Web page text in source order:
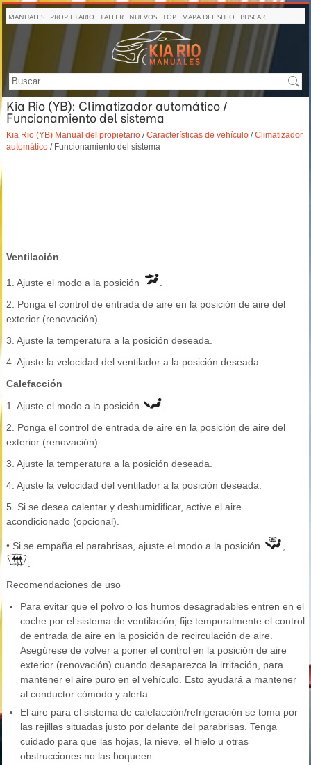
MANUALES PROPIETARIO TALLER NUEVOS TOP MAPA DEL SITIO BUSCAR
Kia Rio (YB): Climatizador automático /
Funcionamiento del sistema
Kia Rio (YB) Manual del propietario /Características de vehículo /Climatizador
automático / Funcionamiento del sistema
Ventilación
1. Ajuste el modo a la posición
2. Ponga el control de entrada de aire en la posición de aire del
exterior (renovación).
3. Ajuste la temperatura a la posición deseada.
4. Ajuste la velocidad del ventilador a la posición deseada.
Calefacción
1. Ajuste el modo a la posición
2. Ponga el control de entrada de aire en la posición de aire del
exterior (renovación).
3. Ajuste la temperatura a la posición deseada.
4. Ajuste la velocidad del ventilador a la posición deseada.
5. Si se desea calentar y deshumidificar, active el aire
acondicionado (opcional).
• Si se empaña el parabrisas, ajuste el modo a la posición
Recomendaciones de uso
Para evitar que el polvo o los humos desagradables entren en el
coche por el sistema de ventilación, fije temporalmente el control
de entrada de aire en la posición de recirculación de aire.
Asegúrese de volver a poner el control en la posición de aire
exterior (renovación) cuando desaparezca la irritación, para
mantener el aire puro en el vehículo. Esto ayudará a mantener
al conductor cómodo y alerta.
El aire para el sistema de calefacción/refrigeración se toma por
las rejillas situadas justo por delante del parabrisas. Tenga
cuidado para que las hojas, la nieve, el hielo u otras
obstrucciones no las boqueen.